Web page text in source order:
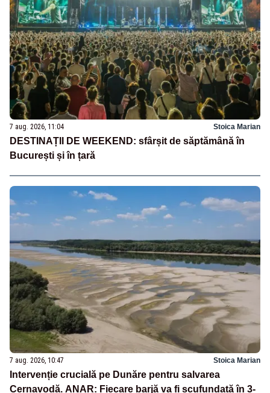
7 aug. 2026, 11:04 Stoica Marian
DESTINAȚII DE WEEKEND: sfârșit de săptămână în
București și în țară
7 aug. 2026, 10:47 Stoica Marian
Intervenție crucială pe Dunăre pentru salvarea
Cernavodă. ANAR: Fiecare barjă va fi scufundată în 3-